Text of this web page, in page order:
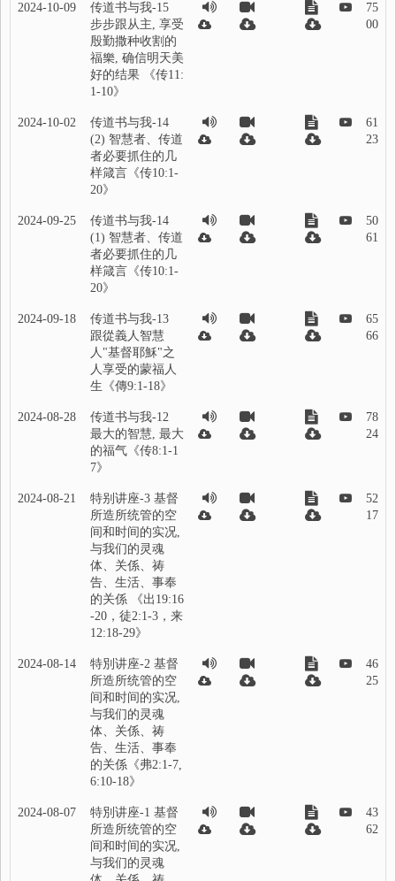
2024-10-09
传道书与我-15
步步跟从主, 享受
殷勤撒种收割的
福樂, 确信明天美
好的结果 《传11:
1-10》
75
00
2024-10-02
传道书与我-14
(2) 智慧者、传道
者必要抓住的几
样箴言《传10:1-
20》
61
23
2024-09-25
传道书与我-14
(1) 智慧者、传道
者必要抓住的几
样箴言《传10:1-
20》
50
61
2024-09-18
传道书与我-13
跟從義人智慧
人"基督耶穌"之
人享受的蒙福人
生《傳9:1-18》
65
66
2024-08-28
传道书与我-12
最大的智慧, 最大
的福气《传8:1-1
7》
78
24
2024-08-21
特别讲座-3 基督
所造所统管的空
间和时间的实况,
与我们的灵魂
体、关係、祷
告、生活、事奉
的关係 《出19:16
-20，徒2:1-3，来
12:18-29》
52
17
2024-08-14
特別讲座-2 基督
所造所统管的空
间和时间的实况,
与我们的灵魂
体、关係、祷
告、生活、事奉
的关係《弗2:1-7,
6:10-18》
46
25
2024-08-07
特別讲座-1 基督
所造所统管的空
间和时间的实况,
与我们的灵魂
43
62